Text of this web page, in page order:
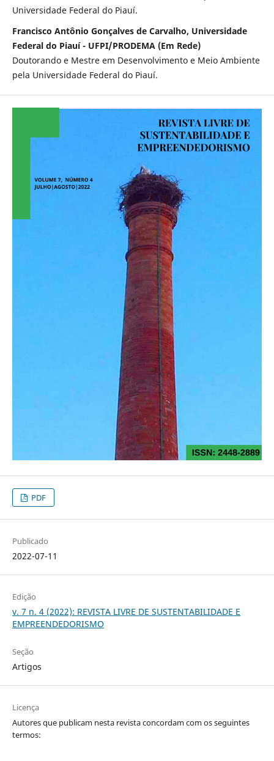
Universidade Federal do Piauí.
Francisco Antônio Gonçalves de Carvalho, Universidade
Federal do Piauí - UFPI/PRODEMA (Em Rede)
Doutorando e Mestre em Desenvolvimento e Meio Ambiente
pela Universidade Federal do Piauí.
PDF
Publicado
2022-07-11
Edição
v. 7 n. 4 (2022): REVISTA LIVRE DE SUSTENTABILIDADE E
EMPREENDEDORISMO
Seção
Artigos
Licença
Autores que publicam nesta revista concordam com os seguintes
termos: